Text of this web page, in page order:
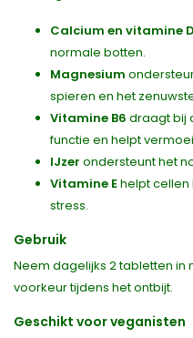
Calcium en vitamine
normale botten.
Magnesium
spieren en het
Vitamine B6 draagt bij
functie en helpt
IJzer ondersteunt het
Vitamine Ehelpt
stress.
Gebruik
Neem dagelijks 2 tabletten in
voorkeur tijdens het ontbijt.
Geschikt voor veganisten